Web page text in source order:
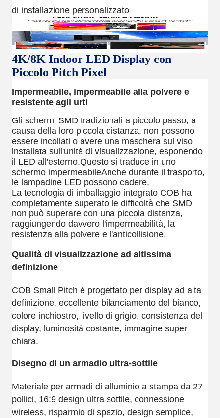
di installazione personalizzato
4K/8K Indoor LED Display con
Piccolo Pitch Pixel
Impermeabile, impermeabile alla polvere e
resistente agli urti
Gli schermi SMD tradizionali a piccolo passo, a
causa della loro piccola distanza, non possono
essere incollati o avere una maschera sul viso
installata sull'unità di visualizzazione, esponendo
il LED all'esterno.Questo si traduce in uno
schermo impermeabileAnche durante il trasporto,
le lampadine LED possono cadere.
La tecnologia di imballaggio integrato COB ha
completamente superato le difficoltà che SMD
non può superare con una piccola distanza,
raggiungendo davvero l'impermeabilità, la
resistenza alla polvere e l'anticollisione.
Qualità di visualizzazione ad altissima
definizione
COB Small Pitch è progettato per display ad alta
definizione, eccellente bilanciamento del bianco,
colore inchiostro, livello di grigio, consistenza del
display, luminosità costante, immagine super
chiara.
Disegno di un armadio ultra-sottile
Materiale per armadi di alluminio a stampa da 27
pollici, 16:9 design ultra sottile, connessione
wireless, risparmio di spazio, design semplice,